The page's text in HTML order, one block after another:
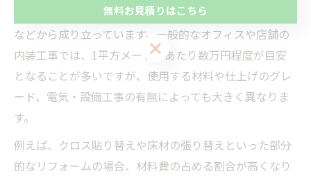
内装工事費用は、主に材料費・施工費・管理費・諸経費
などから成り立っています。一般的なオフィスや店舗の
内装工事では、1平方メートルあたり数万円程度が目安
となることが多いですが、使用する材料や仕上げのグレ
ード、電気・設備工事の有無によっても大きく異なりま
す。
例えば、クロス貼り替えや床材の張り替えといった部分
的なリフォームの場合、材料費の占める割合が高くなり
無料お見積りはこちら
無料お見積りはこちら